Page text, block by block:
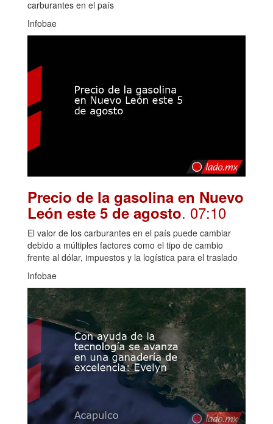
carburantes en el país
Infobae
Precio de la gasolina en Nuevo
León este 5 de agosto. 07:10
El valor de los carburantes en el país puede cambiar
debido a múltiples factores como el tipo de cambio
frente al dólar, impuestos y la logística para el traslado
Infobae